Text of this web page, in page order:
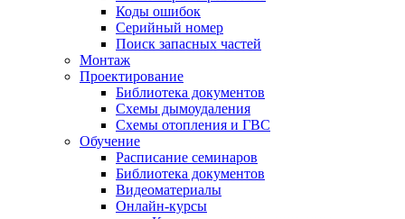
Коды ошибок
Серийный номер
Поиск запасных частей
Монтаж
Проектирование
Библиотека документов
Схемы дымоудаления
Схемы отопления и ГВС
Обучение
Расписание семинаров
Библиотека документов
Видеоматериалы
Онлайн-курсы